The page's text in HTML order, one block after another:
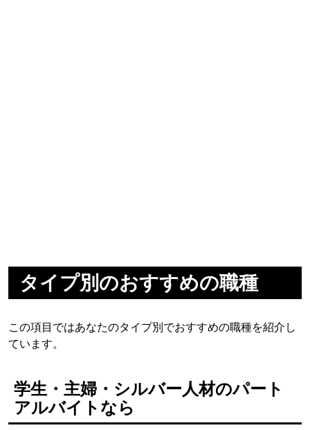
タイプ別のおすすめの職種
この項目ではあなたのタイプ別でおすすめの職種を紹介し
ています。
学生・主婦・シルバー人材のパート
アルバイトなら